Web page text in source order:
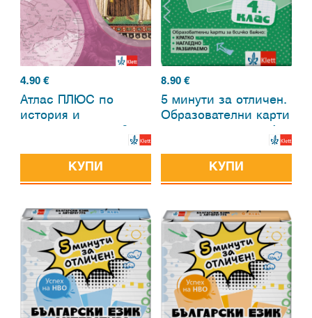
4.90 €
Атлас ПЛЮС по
история и
КУПИ
8.90€
5 минути за отличен.
Образователни карти
КУПИ